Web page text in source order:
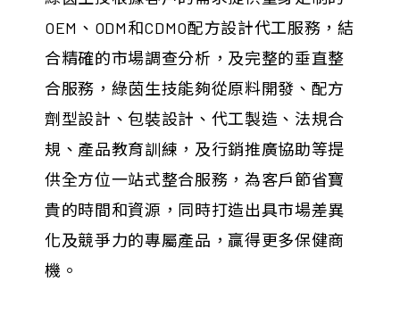
OEM、ODM和CDMO配方設計代工服務，結
合精確的市場調查分析，及完整的垂直整
合服務，綠茵生技能夠從原料開發、配方
劑型設計、包裝設計、代工製造、法規合
規、產品教育訓練，及行銷推廣協助等提
供全方位一站式整合服務，為客戶節省寶
貴的時間和資源，同時打造出具市場差異
化及競爭力的專屬產品，贏得更多保健商
機。